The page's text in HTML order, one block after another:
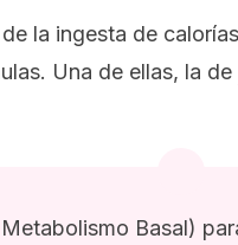
la ingesta de
Una de ellas, la de
Basal)